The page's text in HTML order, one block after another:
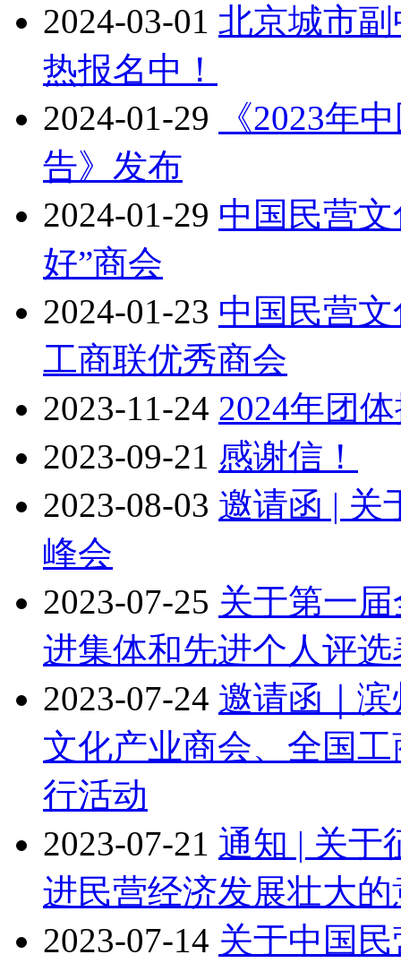
2024-03-01 北京城市
热报名中！
2024-01-29
《2023年
告》发布
2024-01-29 中国民营
好”商会
2024-01-23 中国民营
工商联优秀商会
2023-11-24 2024年团
2023-09-21 感谢信！
2023-08-03 邀请函 | 关
峰会
2023-07-25 关于第一
进集体和先进个人评
2023-07-24 邀请函｜
文化产业商会、全国
行活动
2023-07-21 通知 | 关于
进民营经济发展壮大
2023-07-14 关于中国